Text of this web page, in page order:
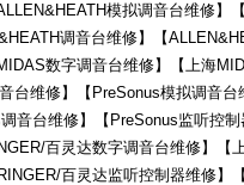
模拟调音台维修】
调音台维修】【
数字调音台维修】【上海
台维修】【PreSonus模拟调音
音台维修】【PreSonus监听控
百灵达数字调音台维修】【
百灵达监听控制器维修】